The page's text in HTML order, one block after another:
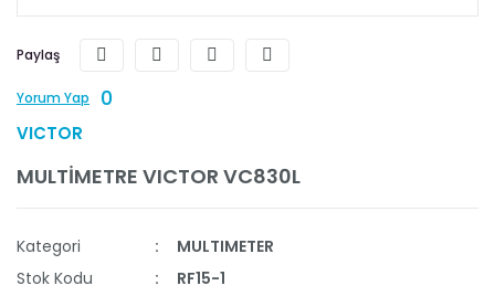
Paylaş
Yorum Yap 0
VICTOR
MULTİMETRE VICTOR VC830L
Kategori
MULTIMETER
Stok Kodu
RF15-1